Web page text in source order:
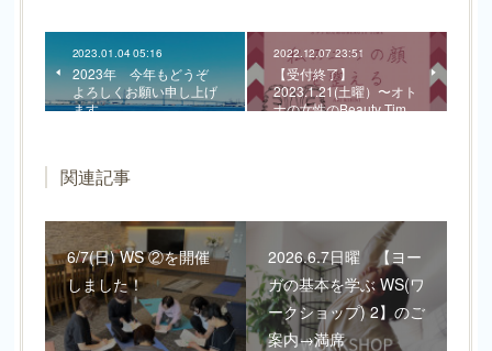
2023.01.04 05:16
2023年 今年もどうぞ
よろしくお願い申し上げ
ます
2022.12.07 23:51
【受付終了】
2023.1.21(土曜）〜オト
ナの女性のBeauty Tim…
関連記事
6/7(日) WS ②を開催
しました！
2026.6.7日曜 【ヨー
ガの基本を学ぶ WS(ワ
ークショップ) 2】のご
案内→満席